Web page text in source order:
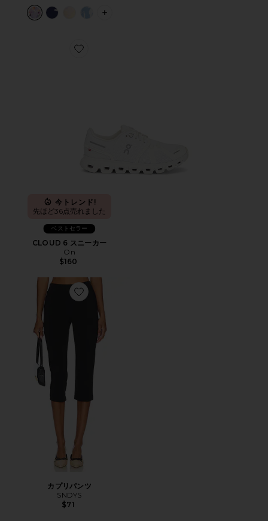
PLUS ICON TO SEE MORE OPTIONS
Favorite CLOUD 6 スニーカー
今トレンド!
先ほど36点売れました
ベストセラー
CLOUD 6 スニーカー
On
$160
Favorite カプリパンツ
カプリパンツ
SNDYS
$71